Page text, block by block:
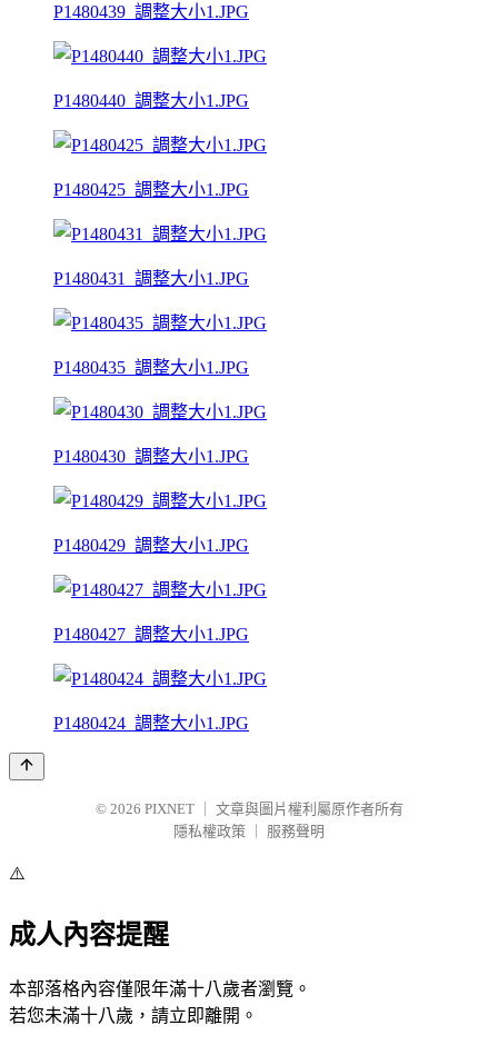
P1480439_調整大小1.JPG
P1480440_調整大小1.JPG
P1480425_調整大小1.JPG
P1480431_調整大小1.JPG
P1480435_調整大小1.JPG
P1480430_調整大小1.JPG
P1480429_調整大小1.JPG
P1480427_調整大小1.JPG
P1480424_調整大小1.JPG
© 2026 PIXNET
文章與圖片權利屬原作者所有
隱私權政策
服務聲明
⚠️
成人內容提醒
本部落格內容僅限年滿十八歲者瀏覽。
若您未滿十八歲，請立即離開。